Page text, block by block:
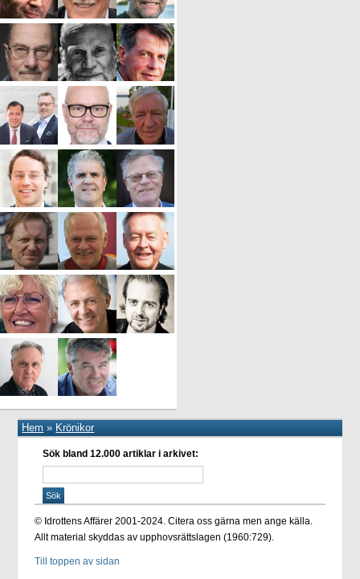
Hem » Krönikor
Sök bland 12.000 artiklar i arkivet:
© Idrottens Affärer 2001-2024. Citera oss gärna men ange källa.
Allt material skyddas av upphovsrättslagen (1960:729).
Till toppen av sidan